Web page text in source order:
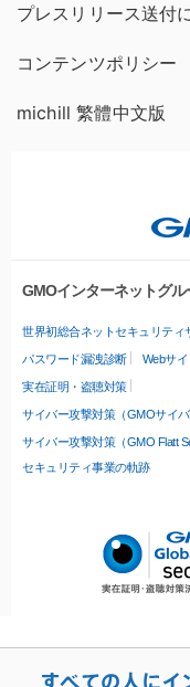
プレスリリース送付
コンテンツポリシー
michill 繁體中文版
GMOインターネットグ
世界初総合ネットセキュリティ
パスワード漏洩診断 Webサ
実在証明・盗聴対策
サイバー攻撃対策（GMOサイ
サイバー攻撃対策（GMO Flatt
セキュリティ事業の軌跡